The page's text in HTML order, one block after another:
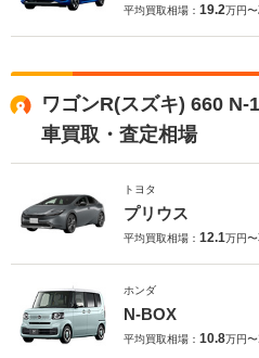
平均買取相場： 19.2万円〜
ワゴンR(スズキ) 660 N-
車買取・査定相場
トヨタ
プリウス
平均買取相場： 12.1万円〜
ホンダ
N-BOX
平均買取相場： 10.8万円〜